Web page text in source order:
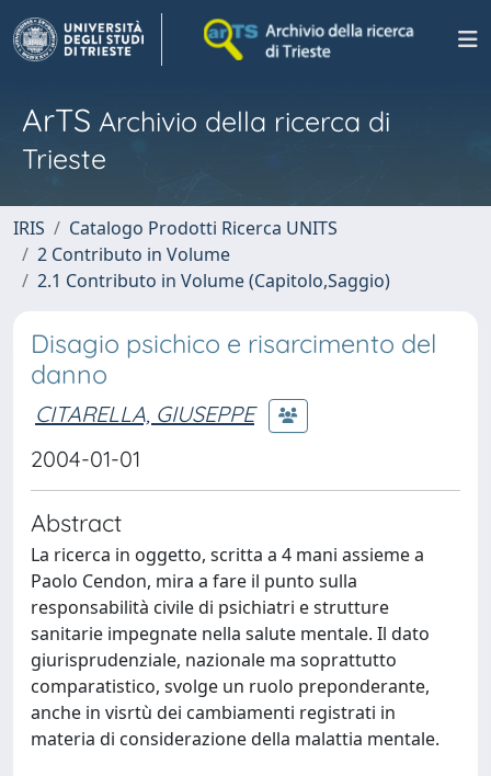
ArTS Archivio della ricerca di
Trieste
IRIS
Catalogo Prodotti Ricerca UNITS
2 Contributo in Volume
2.1 Contributo in Volume (Capitolo,Saggio)
Disagio psichico e risarcimento del
danno
CITARELLA, GIUSEPPE
2004-01-01
Abstract
La ricerca in oggetto, scritta a 4 mani assieme a
Paolo Cendon, mira a fare il punto sulla
responsabilità civile di psichiatri e strutture
sanitarie impegnate nella salute mentale. Il dato
giurisprudenziale, nazionale ma soprattutto
comparatistico, svolge un ruolo preponderante,
anche in visrtù dei cambiamenti registrati in
materia di considerazione della malattia mentale.